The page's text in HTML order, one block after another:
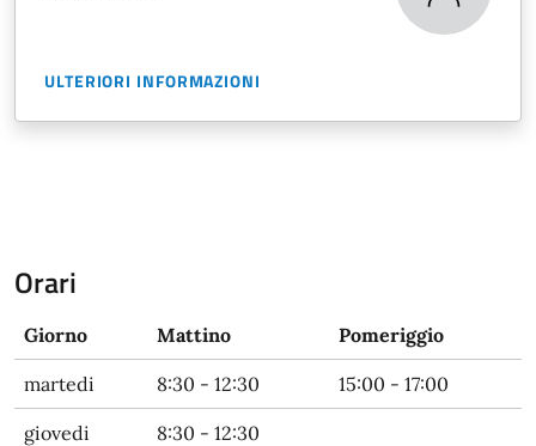
ULTERIORI INFORMAZIONI
Orari
Giorno Mattino Pomeriggio
martedi 8:30 - 12:30 15:00 - 17:00
giovedi 8:30 - 12:30